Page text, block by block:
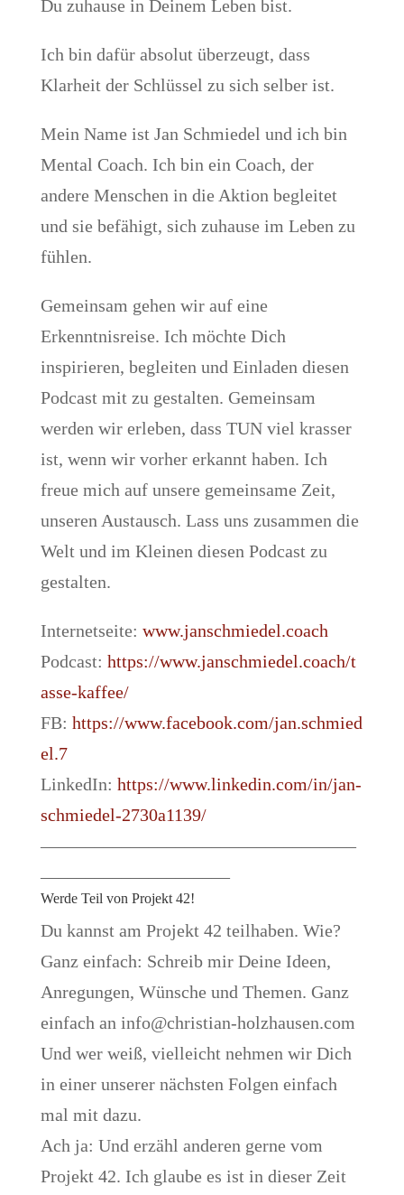
Du zuhause in Deinem Leben bist.
Ich bin dafür absolut überzeugt, dass
Klarheit der Schlüssel zu sich selber ist.
Mein Name ist Jan Schmiedel und ich bin
Mental Coach. Ich bin ein Coach, der
andere Menschen in die Aktion begleitet
und sie befähigt, sich zuhause im Leben zu
fühlen.
Gemeinsam gehen wir auf eine
Erkenntnisreise. Ich möchte Dich
inspirieren, begleiten und Einladen diesen
Podcast mit zu gestalten. Gemeinsam
werden wir erleben, dass TUN viel krasser
ist, wenn wir vorher erkannt haben. Ich
freue mich auf unsere gemeinsame Zeit,
unseren Austausch. Lass uns zusammen die
Welt und im Kleinen diesen Podcast zu
gestalten.
Internetseite: www.janschmiedel.coach
Podcast: https://www.janschmiedel.coach/t
asse-kaffee/
FB: https://www.facebook.com/jan.schmied
el.7
LinkedIn: https://www.linkedin.com/in/jan-
schmiedel-2730a1139/
–––––––––––––––––––––––––––––––––––
–––––––––––––––––––––
Werde Teil von Projekt 42!
Du kannst am Projekt 42 teilhaben. Wie?
Ganz einfach: Schreib mir Deine Ideen,
Anregungen, Wünsche und Themen. Ganz
einfach an info@christian-holzhausen.com
Und wer weiß, vielleicht nehmen wir Dich
in einer unserer nächsten Folgen einfach
mal mit dazu.
Ach ja: Und erzähl anderen gerne vom
Projekt 42. Ich glaube es ist in dieser Zeit